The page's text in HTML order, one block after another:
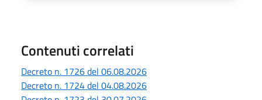
Contenuti correlati
Decreto n. 1726 del 06.08.2026
Decreto n. 1724 del 04.08.2026